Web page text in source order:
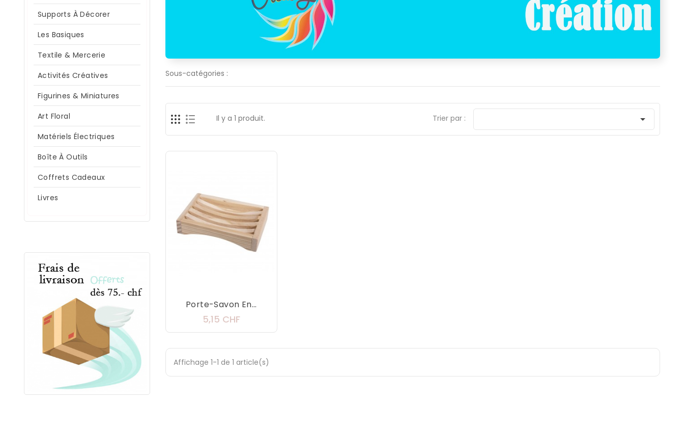
Supports À Décorer
Les Basiques
Textile & Mercerie
Activités Créatives
Figurines & Miniatures
Art Floral
Matériels Électriques
Boîte À Outils
Coffrets Cadeaux
Livres
Sous-catégories :
Il y a 1 produit. Trier par : 
Porte-Savon En...
5,15 CHFPrix
Affichage 1-1 de 1 article(s)